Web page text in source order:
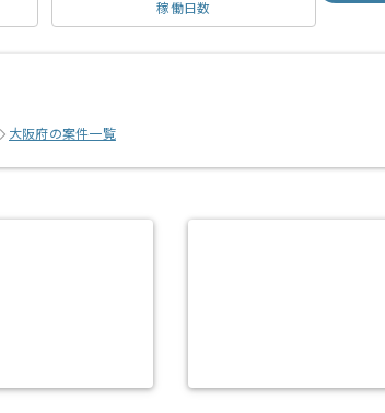
稼働日数
大阪府の案件一覧